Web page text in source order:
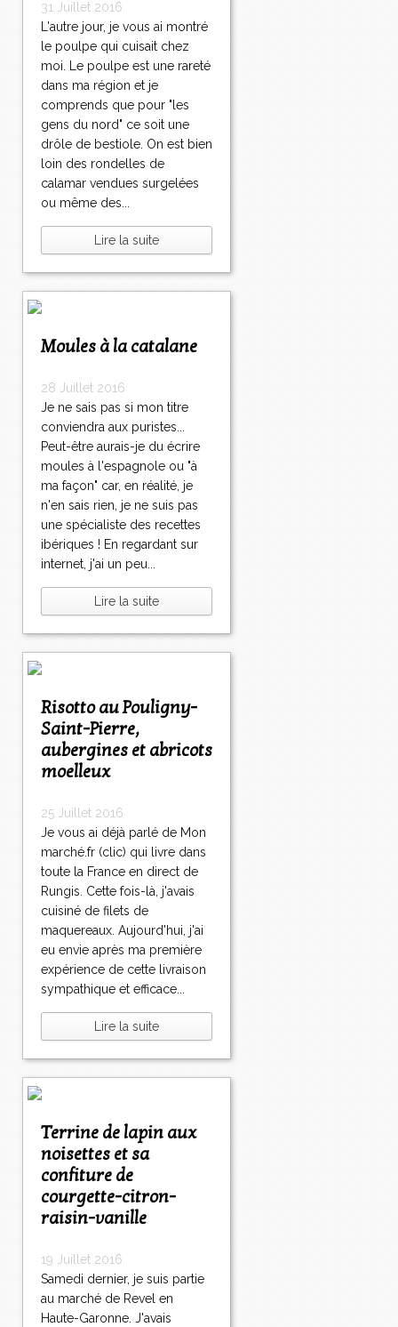
31 Juillet 2016
L'autre jour, je vous ai montré
le poulpe qui cuisait chez
moi. Le poulpe est une rareté
dans ma région et je
comprends que pour "les
gens du nord" ce soit une
drôle de bestiole. On est bien
loin des rondelles de
calamar vendues surgelées
ou même des...
Lire la suite
Moules à la catalane
28 Juillet 2016
Je ne sais pas si mon titre
conviendra aux puristes...
Peut-être aurais-je du écrire
moules à l'espagnole ou "à
ma façon" car, en réalité, je
n'en sais rien, je ne suis pas
une spécialiste des recettes
ibériques ! En regardant sur
internet, j'ai un peu...
Lire la suite
Risotto au Pouligny-
Saint-Pierre,
aubergines et abricots
moelleux
25 Juillet 2016
Je vous ai déjà parlé de Mon
marché.fr (clic) qui livre dans
toute la France en direct de
Rungis. Cette fois-là, j'avais
cuisiné de filets de
maquereaux. Aujourd'hui, j'ai
eu envie après ma première
expérience de cette livraison
sympathique et efficace...
Lire la suite
Terrine de lapin aux
noisettes et sa
confiture de
courgette-citron-
raisin-vanille
19 Juillet 2016
Samedi dernier, je suis partie
au marché de Revel en
Haute-Garonne. J'avais